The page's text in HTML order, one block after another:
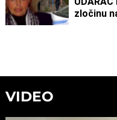
zločinu
VIDEO